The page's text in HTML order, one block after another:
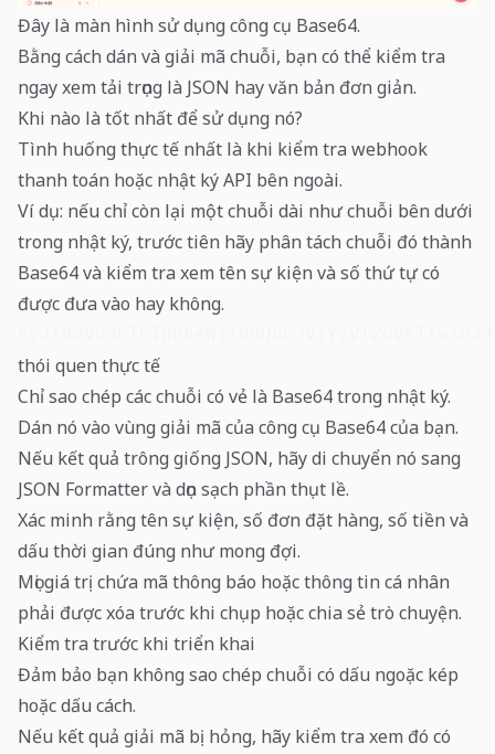
Đây là màn hình sử dụng công cụ Base64.
Bằng cách dán và giải mã chuỗi, bạn có thể kiểm tra
ngay xem tải trọng là JSON hay văn bản đơn giản.
Khi nào là tốt nhất để sử dụng nó?
Tình huống thực tế nhất là khi kiểm tra webhook
thanh toán hoặc nhật ký API bên ngoài.
Ví dụ: nếu chỉ còn lại một chuỗi dài như chuỗi bên dưới
trong nhật ký, trước tiên hãy phân tách chuỗi đó thành
Base64 và kiểm tra xem tên sự kiện và số thứ tự có
được đưa vào hay không.
thói quen thực tế
Chỉ sao chép các chuỗi có vẻ là Base64 trong nhật ký.
Dán nó vào vùng giải mã của công cụ Base64 của bạn.
Nếu kết quả trông giống JSON, hãy di chuyển nó sang
JSON Formatter và dọn sạch phần thụt lề.
Xác minh rằng tên sự kiện, số đơn đặt hàng, số tiền và
dấu thời gian đúng như mong đợi.
Mọi giá trị chứa mã thông báo hoặc thông tin cá nhân
phải được xóa trước khi chụp hoặc chia sẻ trò chuyện.
Kiểm tra trước khi triển khai
Đảm bảo bạn không sao chép chuỗi có dấu ngoặc kép
hoặc dấu cách.
Nếu kết quả giải mã bị hỏng, hãy kiểm tra xem đó có